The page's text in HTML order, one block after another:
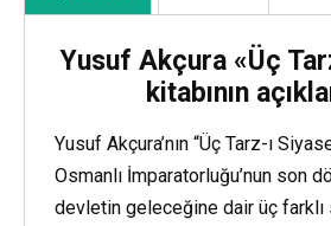
Yusuf Akçura «Üç
kitabının
Yusuf Akçura’nın “Üç Tarz-ı
Osmanlı İmparatorluğu’nun son
devletin geleceğine dair üç farklı